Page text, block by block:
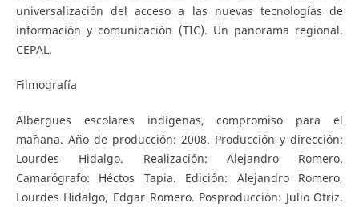
universalización del acceso a las nuevas tecnologías de
información y comunicación (TIC). Un panorama regional.
CEPAL.
Filmografía
Albergues escolares indígenas, compromiso para el
mañana. Año de producción: 2008. Producción y dirección:
Lourdes Hidalgo. Realización: Alejandro Romero.
Camarógrafo: Héctos Tapia. Edición: Alejandro Romero,
Lourdes Hidalgo, Edgar Romero. Posproducción: Julio Otriz.